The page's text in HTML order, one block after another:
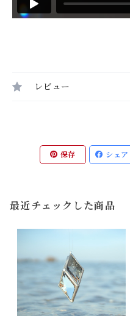
レビュー
保存 シェア
最近チェックした商品